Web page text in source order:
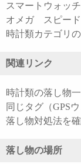
スマートウォッチ
オメガ スピー
時計類カテゴリ
関連リンク
時計類の落し物
同じタグ（GPS
落し物対処法を
落し物の場所